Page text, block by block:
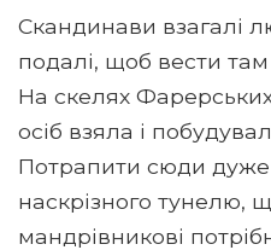
Скандинави взагалі
подалі, щоб вести
На скелях
осіб взяла і
Потрапити сюди дуже
наскрізного тунелю,
мандрівникові